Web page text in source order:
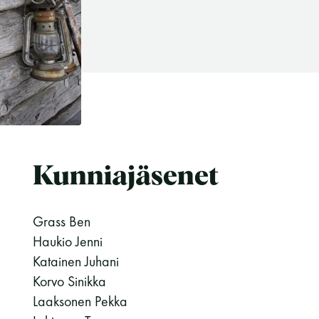
Suomen Saunaseura ry
Kunniajäsenet
Grass Ben
Haukio Jenni
Katainen Juhani
Korvo Sinikka
Laaksonen Pekka